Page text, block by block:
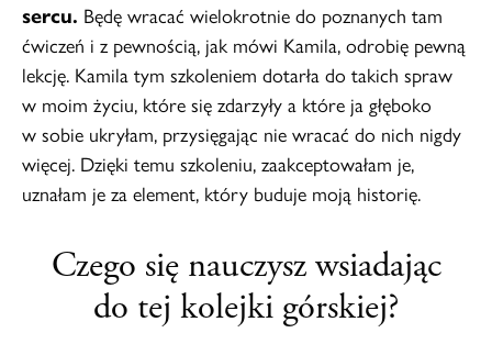
sercu. Będę wracać wielokrotnie do poznanych tam
ćwiczeń i z pewnością, jak mówi Kamila, odrobię pewną
lekcję. Kamila tym szkoleniem dotarła do takich spraw
w moim życiu, które się zdarzyły a które ja głęboko
w sobie ukryłam, przysięgając nie wracać do nich nigdy
więcej. Dzięki temu szkoleniu, zaakceptowałam je,
uznałam je za element, który buduje moją historię.
Czego się nauczysz wsiadając
do tej kolejki górskiej?